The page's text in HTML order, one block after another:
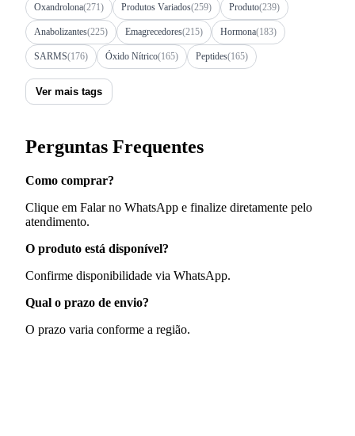
Oxandrolona(271) Produtos Variados(259) Produto(239)
Anabolizantes(225) Emagrecedores(215) Hormona(183)
SARMS(176) Óxido Nítrico(165) Peptides(165)
Ver mais tags
Perguntas Frequentes
Como comprar?
Clique em Falar no WhatsApp e finalize diretamente pelo
atendimento.
O produto está disponível?
Confirme disponibilidade via WhatsApp.
Qual o prazo de envio?
O prazo varia conforme a região.